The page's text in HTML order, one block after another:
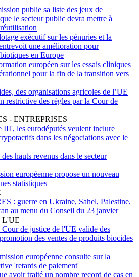
publie sa liste des jeux de
le secteur public devra mettre à
exécutif sur les pénuries et la
une amélioration pour
en Europe
européen sur les essais cliniques
pour la fin de la transition vers
des organisations agricoles de l’UE
restrictive des règles par la Cour de
- ENTREPRISES
III', les eurodéputés veulent inclure
dans les négociations avec le
hauts revenus dans le secteur
européenne propose un nouveau
statistiques
: guerre en Ukraine, Sahel, Palestine,
au menu du Conseil du 23 janvier
L'UE
Cour de justice de l'UE valide des
des ventes de produits biocides
européenne consulte sur la
'retards de paiement'
avoir traité un nombre record de cas en